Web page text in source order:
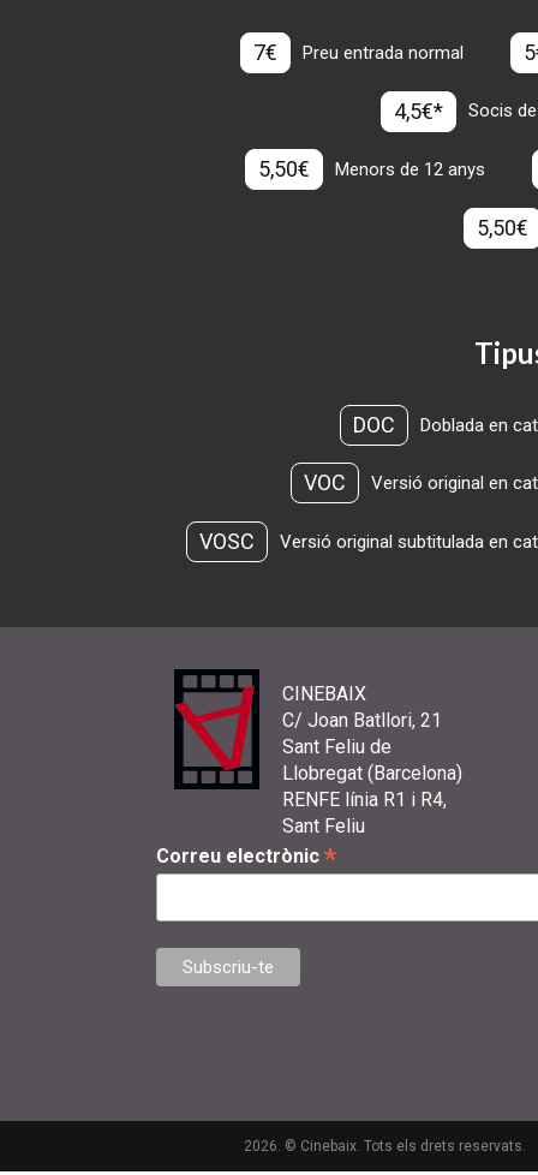
7€ Preu entrada normal
4,5€* Socis
5,50€ Menors de 12 anys
5,50€
DOC Doblada en
VOC Versió original en
VOSC Versió original subtitulada en
CINEBAIX
C/ Joan Batllori, 21
Sant Feliu de
Llobregat (Barcelona)
RENFE línia R1 i R4,
Sant Feliu
Correu electrònic *
2026. © Cinebaix. Tots els drets reservats.